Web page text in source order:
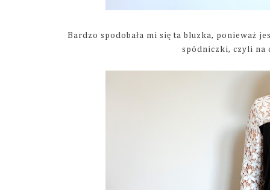
Bardzo spodobała mi się ta bluzka, ponieważ
spódniczki, czyli na